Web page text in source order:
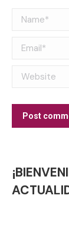
Name *
Email *
Website
Post